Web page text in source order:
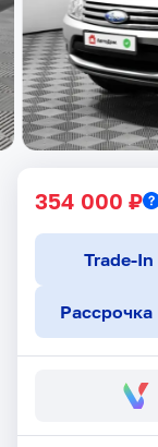
354 000 ₽
Trade-In
Рассрочка